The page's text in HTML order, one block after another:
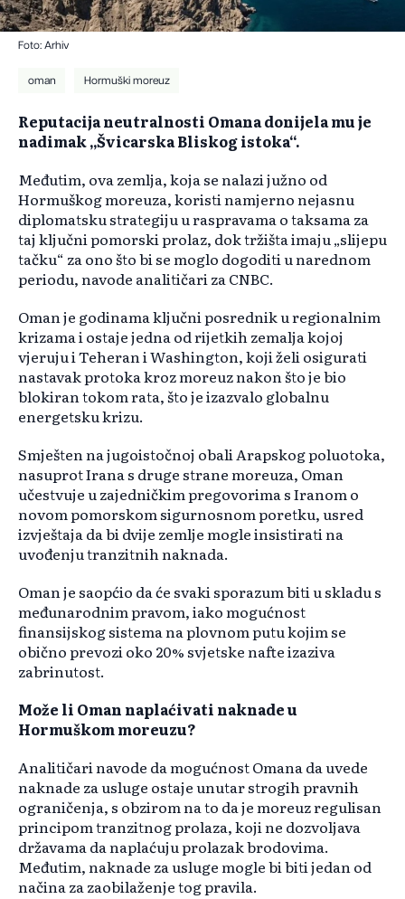
Foto: Arhiv
oman Hormuški moreuz
Reputacija neutralnosti Omana donijela mu je
nadimak „Švicarska Bliskog istoka“.
Međutim, ova zemlja, koja se nalazi južno od
Hormuškog moreuza, koristi namjerno nejasnu
diplomatsku strategiju u raspravama o taksama za
taj ključni pomorski prolaz, dok tržišta imaju „slijepu
tačku“ za ono što bi se moglo dogoditi u narednom
periodu, navode analitičari za CNBC.
Oman je godinama ključni posrednik u regionalnim
krizama i ostaje jedna od rijetkih zemalja kojoj
vjeruju i Teheran i Washington, koji želi osigurati
nastavak protoka kroz moreuz nakon što je bio
blokiran tokom rata, što je izazvalo globalnu
energetsku krizu.
Smješten na jugoistočnoj obali Arapskog poluotoka,
nasuprot Irana s druge strane moreuza, Oman
učestvuje u zajedničkim pregovorima s Iranom o
novom pomorskom sigurnosnom poretku, usred
izvještaja da bi dvije zemlje mogle insistirati na
uvođenju tranzitnih naknada.
Oman je saopćio da će svaki sporazum biti u skladu s
međunarodnim pravom, iako mogućnost
finansijskog sistema na plovnom putu kojim se
obično prevozi oko 20% svjetske nafte izaziva
zabrinutost.
Može li Oman naplaćivati naknade u
Hormuškom moreuzu?
Analitičari navode da mogućnost Omana da uvede
naknade za usluge ostaje unutar strogih pravnih
ograničenja, s obzirom na to da je moreuz regulisan
principom tranzitnog prolaza, koji ne dozvoljava
državama da naplaćuju prolazak brodovima.
Međutim, naknade za usluge mogle bi biti jedan od
načina za zaobilaženje tog pravila.